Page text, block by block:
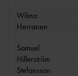
Wilma
Herranen
Samuel
Hillerström
Stefansson